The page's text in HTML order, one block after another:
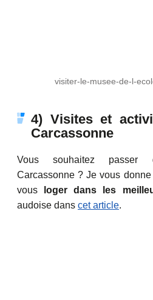
visiter-le-musee-de-l-
4) Visites et
Carcassonne
Vous souhaitez passer
Carcassonne ? Je vous
vous
loger dans les
audoise dans cet article.